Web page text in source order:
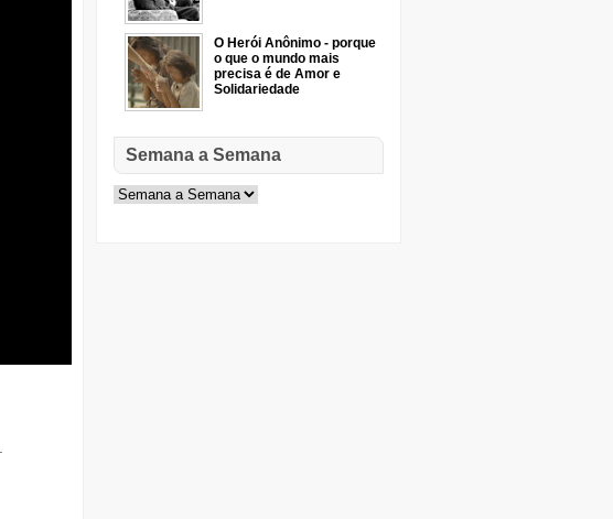
O Herói Anônimo - porque
o que o mundo mais
precisa é de Amor e
Solidariedade
Semana a Semana